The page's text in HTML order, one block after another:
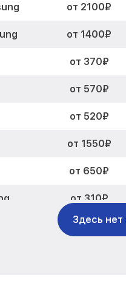
от 2100₽
от 1400₽
от 370₽
от 570₽
от 520₽
от 1550₽
от 650₽
от 310₽
от 1700₽
Здесь